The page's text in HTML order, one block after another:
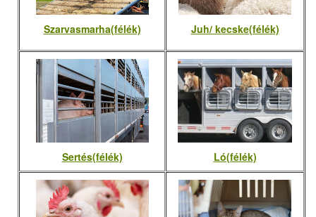
Szarvasmarha(félék) Juh/ kecske(félék)
Sertés(félék) Ló(félék)